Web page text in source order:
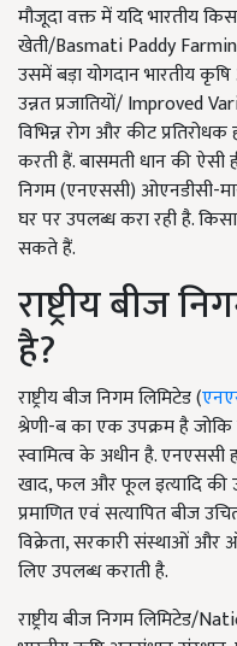
मौजूदा वक्त में यदि भारतीय
खेती/Basmati Paddy
उसमें बड़ा योगदान भारतीय
उन्नत प्रजातियों/ Improved
विभिन्न रोग और कीट
करती हैं. बासमती धान की ऐसी
निगम (एनएससी) ओएनडीसी-
घर पर उपलब्ध करा रही है.
सकते हैं.
राष्ट्रीय बीज
है?
राष्ट्रीय बीज निगम लिमिटेड (
श्रेणी-ब का एक उपक्रम है
स्वामित्व के अधीन है. एनएससी
खाद, फल और फूल इत्यादि की
प्रमाणित एवं सत्यापित बीज
विक्रेता, सरकारी संस्थाओं और
लिए उपलब्ध कराती है.
राष्ट्रीय बीज निगम लिमिटेड/